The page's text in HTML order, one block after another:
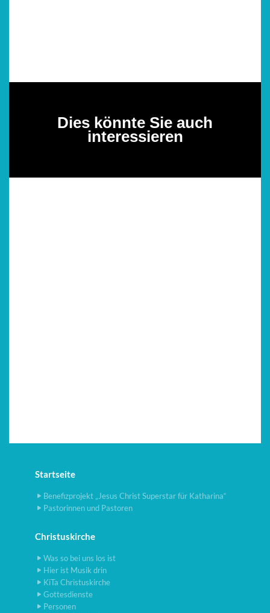
Dies könnte Sie auch
interessieren
Startseite
Benefizprojekt „Jesus Christ Superstar für Katharina“
Pastorinnen und Pastoren
Christuskirche
Was so bei uns los ist
Hier ist Musik drin
KiTa Christuskirche
Gottesdienste
Personen